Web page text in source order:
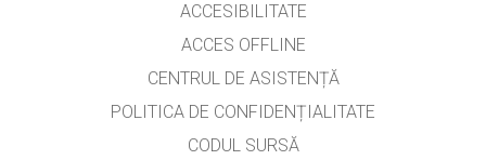
ACCESIBILITATE
ACCES OFFLINE
CENTRUL DE ASISTENȚĂ
POLITICA DE CONFIDENȚIALITATE
CODUL SURSĂ